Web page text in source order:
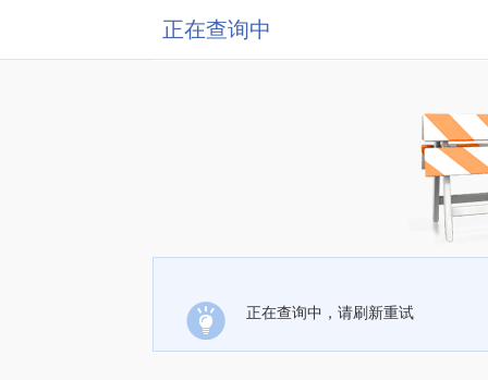
正在查询中
正在查询中，请刷新重试